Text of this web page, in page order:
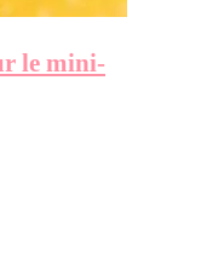
le mini-